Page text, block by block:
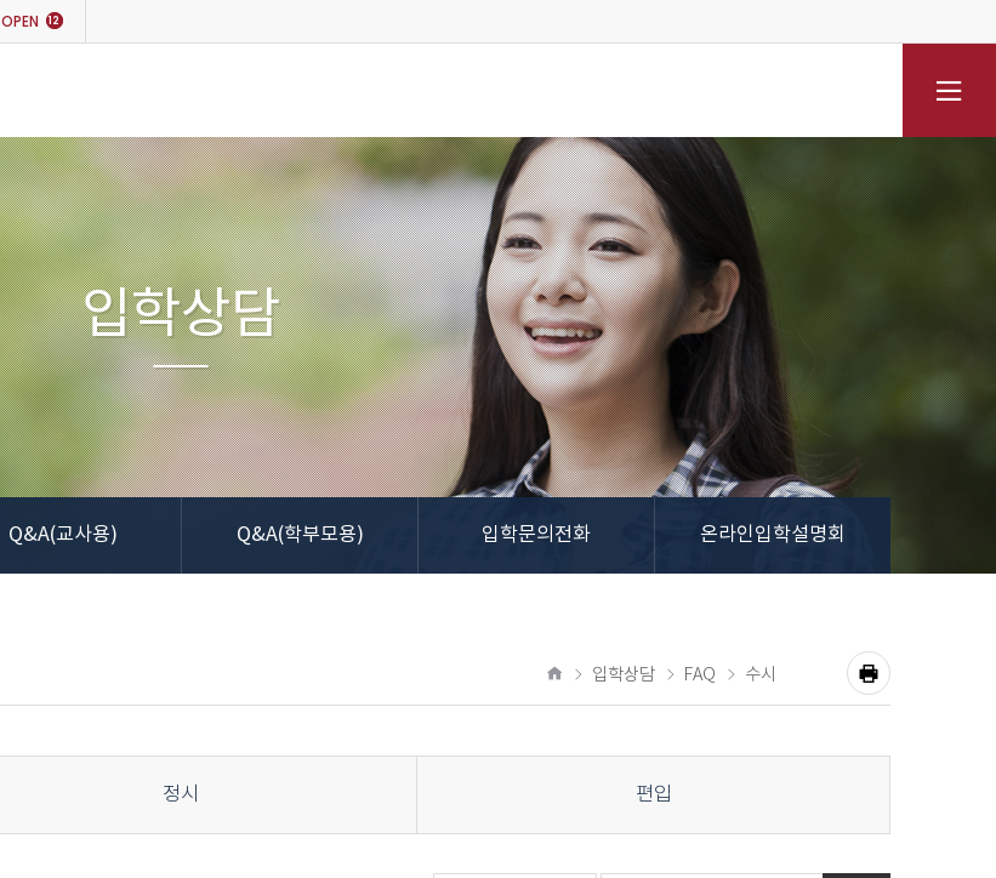
전체메뉴
OPEN 12
입학상담
Q&A(교사용) Q&A(학부모용) 입학문의전화 온라인입학설명회
입학상담 FAQ 수시
공
유
린
정시 편입